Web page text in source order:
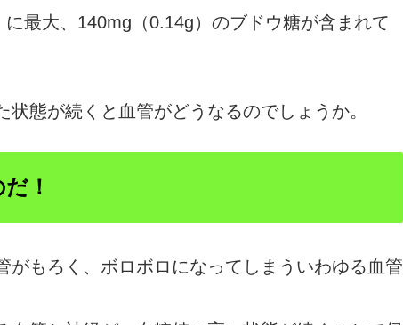
最大、140mg（0.14g）のブドウ糖が含まれて
態が続くと血管がどうなるのでしょうか。
！
もろく、ボロボロになってしまういわゆる血管